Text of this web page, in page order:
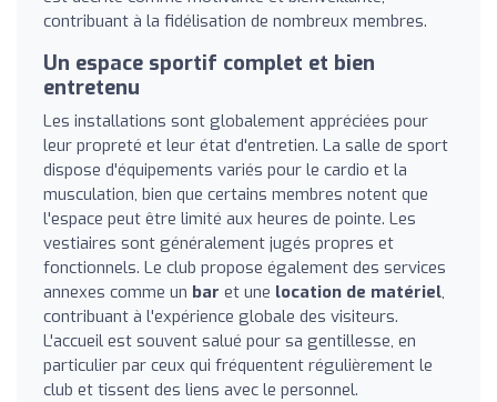
contribuant à la fidélisation de nombreux membres.
Un espace sportif complet et bien
entretenu
Les installations sont globalement appréciées pour
leur propreté et leur état d'entretien. La salle de sport
dispose d'équipements variés pour le cardio et la
musculation, bien que certains membres notent que
l'espace peut être limité aux heures de pointe. Les
vestiaires sont généralement jugés propres et
fonctionnels. Le club propose également des services
annexes comme un bar et une location de matériel,
contribuant à l'expérience globale des visiteurs.
L'accueil est souvent salué pour sa gentillesse, en
particulier par ceux qui fréquentent régulièrement le
club et tissent des liens avec le personnel.